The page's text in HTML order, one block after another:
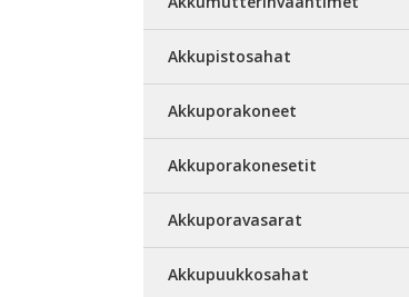
Akkupistosahat
Akkuporakoneet
Akkuporakonesetit
Akkuporavasarat
Akkupuukkosahat